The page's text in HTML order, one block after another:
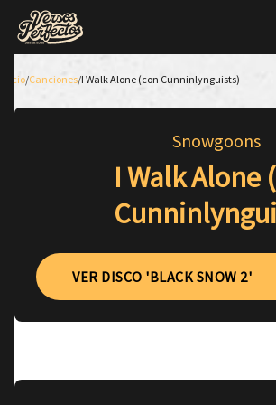
Inicio/Canciones/I Walk Alone (con Cunninlynguists)
Snowgoons
I Walk Alone
VER DISCO 'BLACK SNOW 2'